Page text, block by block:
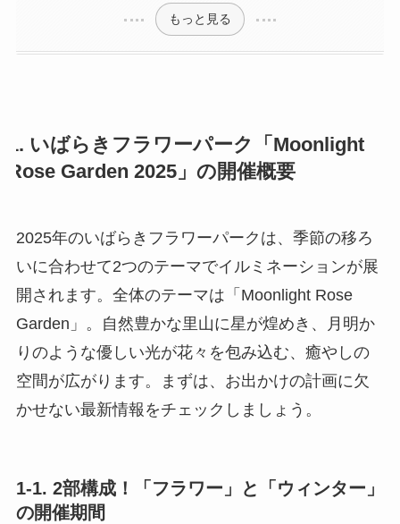
もっと見る
1. いばらきフラワーパーク「Moonlight
Rose Garden 2025」の開催概要
2025年のいばらきフラワーパークは、季節の移ろ
いに合わせて2つのテーマでイルミネーションが展
開されます。全体のテーマは「Moonlight Rose
Garden」。自然豊かな里山に星が煌めき、月明か
りのような優しい光が花々を包み込む、癒やしの
空間が広がります。まずは、お出かけの計画に欠
かせない最新情報をチェックしましょう。
1-1. 2部構成！「フラワー」と「ウィンター」
の開催期間